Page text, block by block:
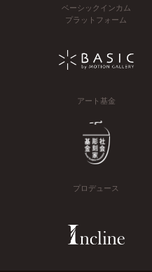
ベーシックインカム
プラットフォーム
アート基金
プロデュース